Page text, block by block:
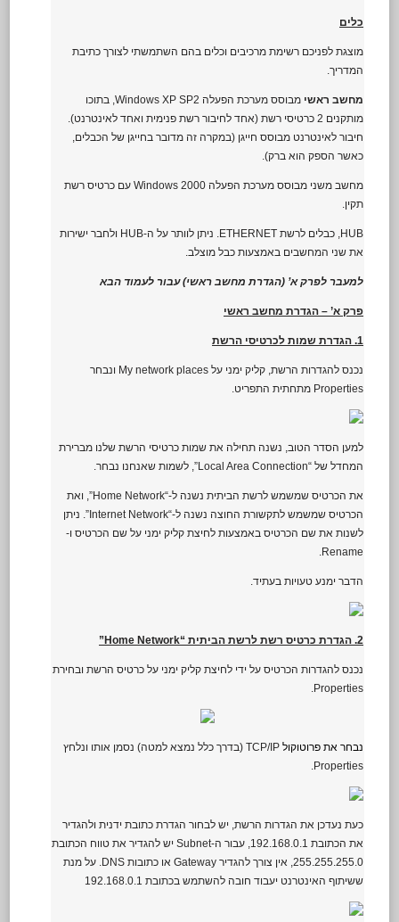
כלים
מוצגת לפניכם רשימת מרכיבים וכלים בהם השתמשתי לצורך כתיבת
המדריך.
מחשב ראשי
מבוסס מערכת הפעלה Windows XP SP2, בתוכו
מותקנים 2 כרטיסי רשת (אחד לחיבור רשת פנימית ואחד לאינטרנט).
חיבור לאינטרנט מבוסס חייגן (במקרה זה מדובר בחייגן של הכבלים,
כאשר הספק הוא ברק).
מחשב משני מבוסס מערכת הפעלה Windows 2000 עם כרטיס רשת
תקין.
HUB, כבלים לרשת ETHERNET. ניתן לוותר על ה-HUB ולחבר ישירות
את שני המחשבים באמצעות כבל מוצלב.
למעבר לפרק א’ (הגדרת מחשב ראשי) עבור לעמוד הבא
פרק א’ – הגדרת מחשב ראשי
1. הגדרת שמות לכרטיסי הרשת
נכנס להגדרות הרשת, קליק ימני על My network places ונבחר
Properties מתחתית התפריט.
למען הסדר הטוב, נשנה תחילה את שמות כרטיסי הרשת שלנו מברירת
המחדל של “Local Area Connection”, לשמות שאנחנו נבחר.
את הכרטיס שמשמש לרשת הביתית נשנה ל-“Home Network”, ואת
הכרטיס שמשמש לתקשורת החוצה נשנה ל-“Internet Network”. ניתן
לשנות את שם הכרטיס באמצעות לחיצת קליק ימני על שם הכרטיס ו-
Rename.
הדבר ימנע טעויות בעתיד.
2. הגדרת כרטיס רשת לרשת הביתית “Home Network”
נכנס להגדרות הכרטיס על ידי לחיצת קליק ימני על כרטיס הרשת ובחירת
Properties.
נבחר את פרוטוקול
TCP/IP (בדרך כלל נמצא למטה) נסמן אותו ונלחץ
Properties.
כעת נעדכן את הגדרות הרשת, יש לבחור הגדרת כתובת ידנית ולהגדיר
את הכתובת 192.168.0.1, עבור ה-Subnet יש להגדיר את טווח הכתובת
255.255.255.0, אין צורך להגדיר Gateway או כתובות DNS. על מנת
ששיתוף האינטרנט יעבוד חובה להשתמש בכתובת 192.168.0.1